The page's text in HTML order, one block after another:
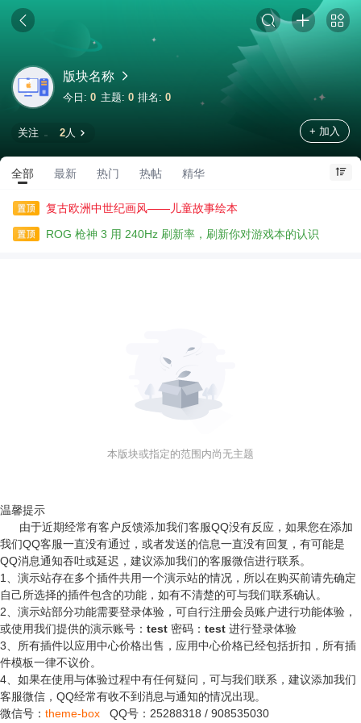
版块名称
今日: 0 主题: 0 排名:0
关注 2人 + 加入
全部 最新 热门 热帖 精华
复古欧洲中世纪画风——儿童故事绘本
ROG 枪神 3 用 240Hz 刷新率，刷新你对游戏本的认识
本版块或指定的范围内尚无主题
温馨提示
由于近期经常有客户反馈添加我们客服QQ没有反应，如果您在添加
我们QQ客服一直没有通过，或者发送的信息一直没有回复，有可能是
QQ消息通知吞吐或延迟，建议添加我们的客服微信进行联系。
1、演示站存在多个插件共用一个演示站的情况，所以在购买前请先确定
自己所选择的插件包含的功能，如有不清楚的可与我们联系确认。
2、演示站部分功能需要登录体验，可自行注册会员账户进行功能体验，
或使用我们提供的演示账号： test 密码： test 进行登录体验
3、所有插件以应用中心价格出售，应用中心价格已经包括折扣，所有插
件模板一律不议价。
4、如果在使用与体验过程中有任何疑问，可与我们联系，建议添加我们
客服微信，QQ经常有收不到消息与通知的情况出现。
微信号： theme-box QQ号： 25288318 / 908535030